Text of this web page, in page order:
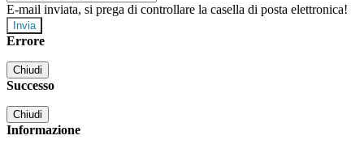
E-mail inviata, si prega di controllare la casella di posta elettronica!
Errore
Chiudi
Successo
Chiudi
Informazione